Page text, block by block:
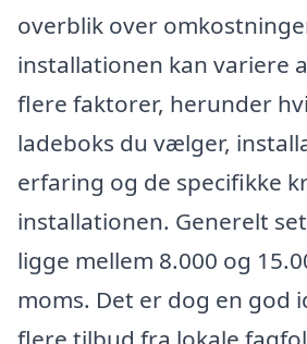
overblik over
installationen kan variere
flere faktorer, herunder
ladeboks du vælger,
erfaring og de specifikke
installationen. Generelt
ligge mellem 8.000 og
moms. Det er dog en god